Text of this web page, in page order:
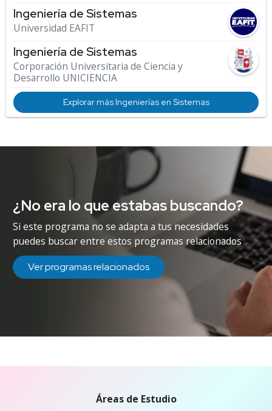
Ingeniería de Sistemas
Universidad EAFIT
Ingeniería de Sistemas
Corporación Universitaria de Ciencia y
Desarrollo UNICIENCIA
Explorar más Ingenierías en Sistemas
¿No era lo que estabas buscando?
Si este programa no se adapta a tus necesidades
puedes buscar entre estos programas relacionados
Ver programas relacionados
Áreas de Estudio